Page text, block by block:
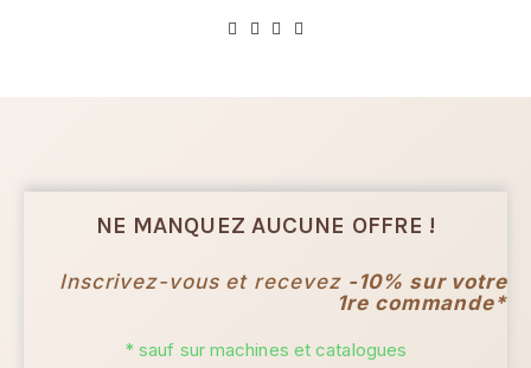
NE MANQUEZ AUCUNE OFFRE !
Inscrivez-vous et recevez -10% sur votre
1re commande*
* sauf sur machines et catalogues